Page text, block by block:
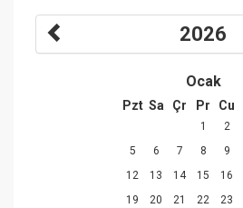
2026
Ocak
Pzt Sa Çr Pr Cu
1 2
5
6 7 8 9
12
13 14 15 16
19
20 21 22 23